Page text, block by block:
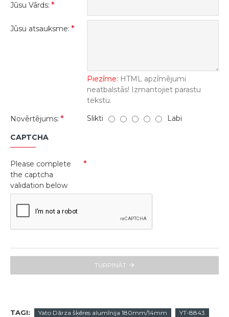
Jūsu Vārds:
Jūsu atsauksme:
Piezīme: HTML apzīmējumi
neatbalstās! Izmantojiet parastu
tekstu.
Novērtējums:
Slikti Labi
CAPTCHA
Please complete
the captcha
validation below
TURPINĀT
TAGI: Yato Dārza šķēres alumīnija 180mm/14mm
YT-8843